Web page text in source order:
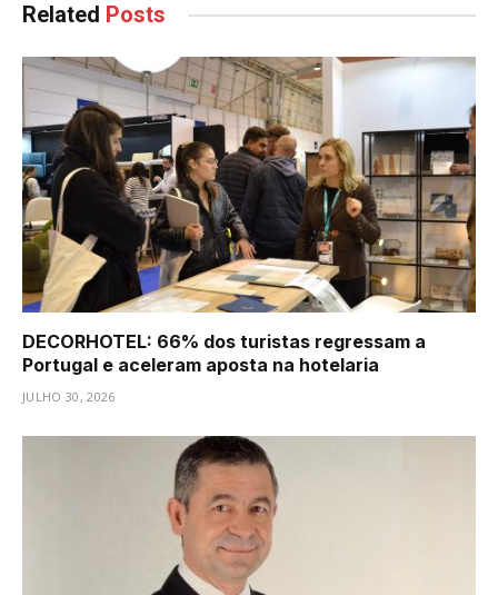
Related Posts
DECORHOTEL: 66% dos turistas regressam a
Portugal e aceleram aposta na hotelaria
JULHO 30, 2026